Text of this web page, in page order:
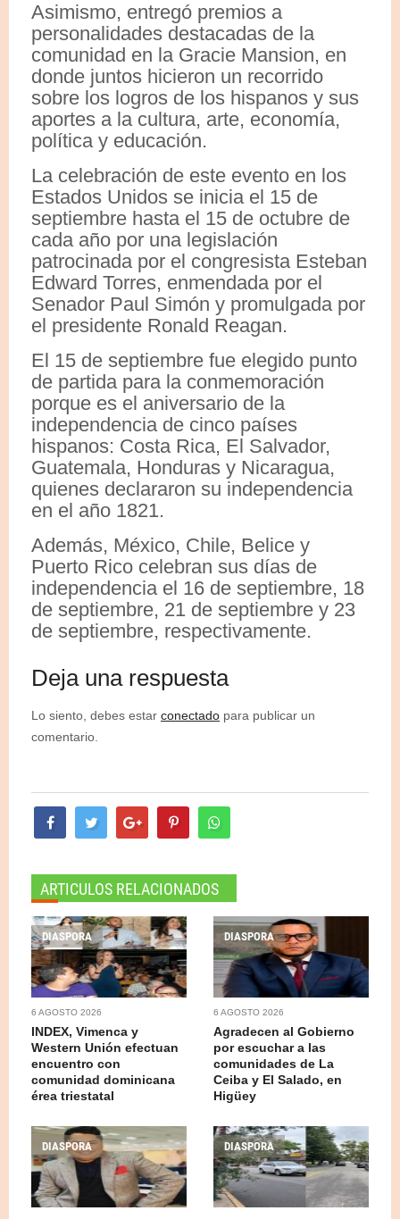
Asimismo, entregó premios a
personalidades destacadas de la
comunidad en la Gracie Mansion, en
donde juntos hicieron un recorrido
sobre los logros de los hispanos y sus
aportes a la cultura, arte, economía,
política y educación.
La celebración de este evento en los
Estados Unidos se inicia el 15 de
septiembre hasta el 15 de octubre de
cada año por una legislación
patrocinada por el congresista Esteban
Edward Torres, enmendada por el
Senador Paul Simón y promulgada por
el presidente Ronald Reagan.
El 15 de septiembre fue elegido punto
de partida para la conmemoración
porque es el aniversario de la
independencia de cinco países
hispanos: Costa Rica, El Salvador,
Guatemala, Honduras y Nicaragua,
quienes declararon su independencia
en el año 1821.
Además, México, Chile, Belice y
Puerto Rico celebran sus días de
independencia el 16 de septiembre, 18
de septiembre, 21 de septiembre y 23
de septiembre, respectivamente.
Deja una respuesta
Lo siento, debes estar conectado para publicar un
comentario.
ARTICULOS RELACIONADOS
DIASPORA
6 AGOSTO 2026
INDEX, Vimenca y
Western Unión efectuan
encuentro con
comunidad dominicana
érea triestatal
DIASPORA
6 AGOSTO 2026
Agradecen al Gobierno
por escuchar a las
comunidades de La
Ceiba y El Salado, en
Higüey
DIASPORA DIASPORA